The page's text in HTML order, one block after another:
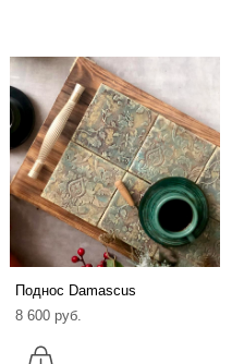
Поднос Damascus
8 600 pуб.